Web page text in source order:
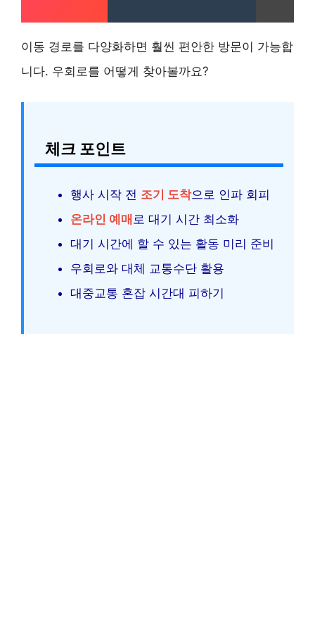
이동 경로를 다양화하면 훨씬 편안한 방문이 가능합
니다. 우회로를 어떻게 찾아볼까요?
체크 포인트
행사 시작 전 조기 도착으로 인파 회피
온라인 예매 로 대기 시간 최소화
대기 시간에 할 수 있는 활동 미리 준비
우회로와 대체 교통수단 활용
대중교통 혼잡 시간대 피하기